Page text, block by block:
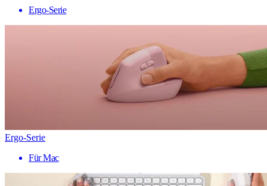
Ergo-Serie
Ergo-Serie
Für Mac